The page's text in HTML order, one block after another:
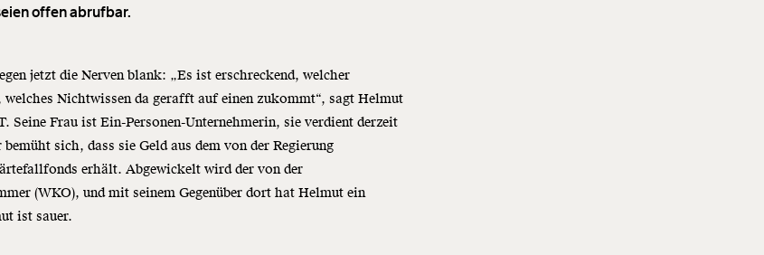
offen abrufbar.
jetzt die Nerven blank: „Es ist erschreckend, welcher
Nichtwissen da gerafft auf einen zukommt“, sagt Helmut
Seine Frau ist Ein-Personen-Unternehmerin, sie verdient derzeit
sich, dass sie Geld aus dem von der Regierung
erhält. Abgewickelt wird der von der
(WKO), und mit seinem Gegenüber dort hat Helmut ein
ist sauer.